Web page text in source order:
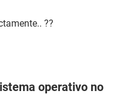
??
operativo no